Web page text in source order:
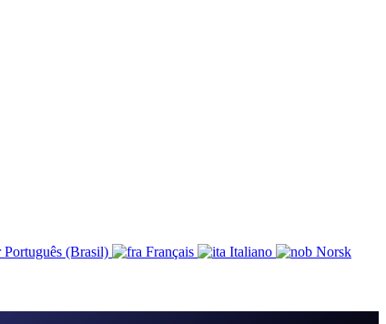
Português (Brasil) Français Italiano
Norsk